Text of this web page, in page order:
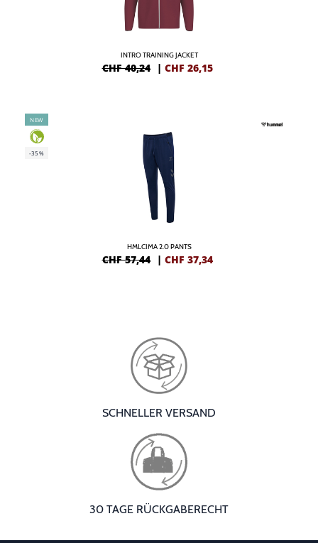
INTRO TRAINING JACKET
CHF 40,24 | CHF 26,15
NEW
-35%
HMLCIMA 2.0 PANTS
CHF 57,44 | CHF 37,34
SCHNELLER VERSAND
30 TAGE RÜCKGABERECHT